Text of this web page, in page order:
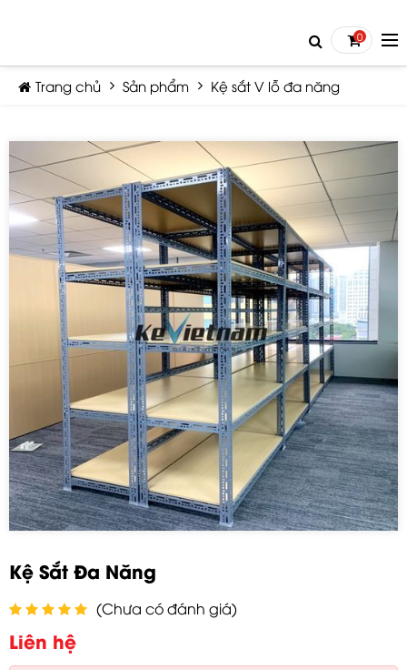
0
TIẾP TỤC MUA HÀNG
Trang chủ Sản phẩm Kệ sắt V lỗ đa năng
Kệ Sắt Đa Năng
(Chưa có đánh giá)
Liên hệ